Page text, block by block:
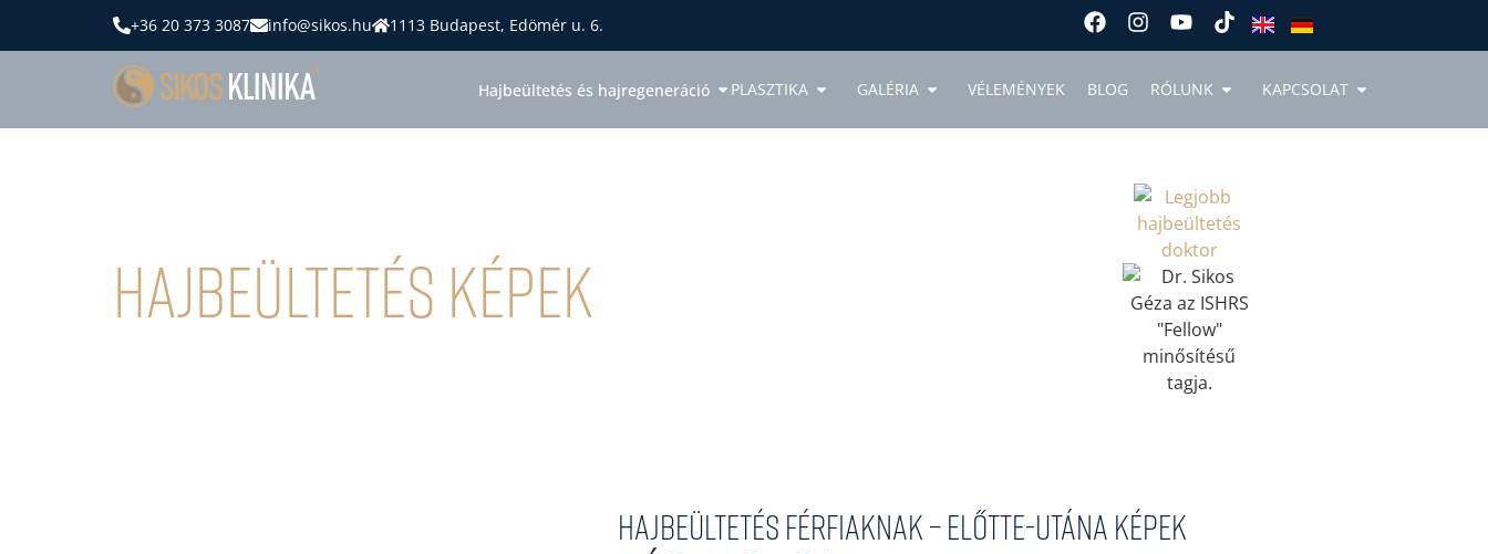
+36 20 373 3087 info@sikos.hu 1113 Budapest, Edömér u. 6.
Hajbeültetés és hajregeneráció PLASZTIKA GALÉRIA VÉLEMÉNYEK BLOG RÓLUNK KAPCSOLAT
Hajbeültetés Képek
Hajbeültetés férfiaknak – Előtte-utána képek